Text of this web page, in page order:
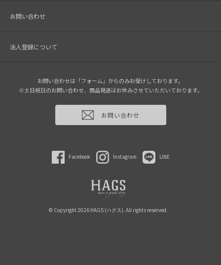
お問い合わせ
法人登録について
お問い合わせは「フォーム」からのみお受けしております。
※土日祝日のお問い合わせ、商品発送はお休みさせていただいております。
お問い合わせ
Facebook Instagram LINE
© Copyright 2026 HAGS (ハグス). All rights reserved.